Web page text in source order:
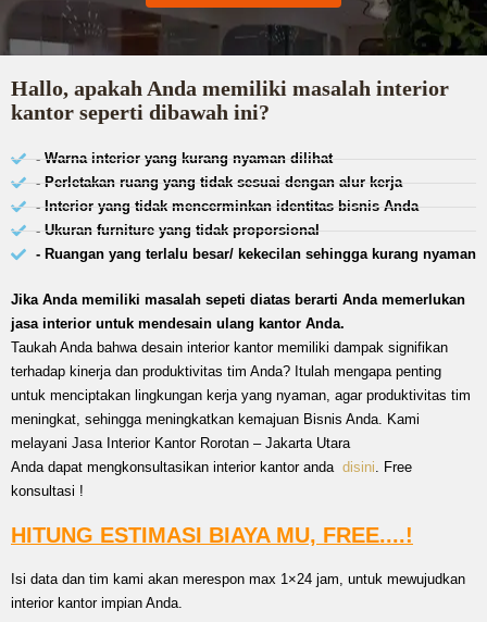
Hallo, apakah Anda memiliki masalah interior
kantor seperti dibawah ini?
- Warna interior yang kurang nyaman dilihat
- Perletakan ruang yang tidak sesuai dengan alur kerja
- Interior yang tidak mencerminkan identitas bisnis Anda
- Ukuran furniture yang tidak proporsional
- Ruangan yang terlalu besar/ kekecilan sehingga kurang nyaman
Jika Anda memiliki masalah sepeti diatas berarti Anda memerlukan
jasa interior untuk mendesain ulang kantor Anda.
Taukah Anda bahwa desain interior kantor memiliki dampak signifikan
terhadap kinerja dan produktivitas tim Anda? Itulah mengapa penting
untuk menciptakan lingkungan kerja yang nyaman, agar produktivitas tim
meningkat, sehingga meningkatkan kemajuan Bisnis Anda. Kami
melayani Jasa Interior Kantor Rorotan – Jakarta Utara
Anda dapat mengkonsultasikan interior kantor anda disini. Free
konsultasi !
HITUNG ESTIMASI BIAYA MU, FREE....!
Isi data dan tim kami akan merespon max 1×24 jam, untuk mewujudkan
interior kantor impian Anda.